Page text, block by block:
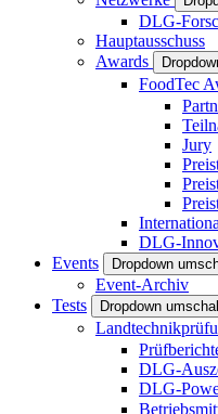
DLG-
Hauptausschuss
Awards
FoodTec
Jury
DLG-
Events
Dropdown
Event-Archiv
Tests
Dropdown
DLG-
DLG-